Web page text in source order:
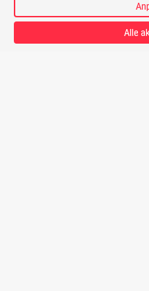
Leistungen nicht
Anreise zum Treffpunkt
Nicht erwähnte
Alle